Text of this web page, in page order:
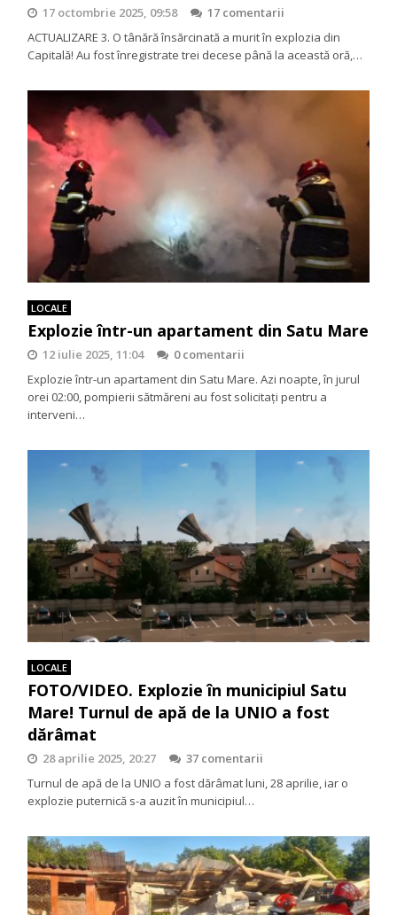
17 octombrie 2025, 09:58
17 comentarii
ACTUALIZARE 3. O tânără însărcinată a murit în explozia din
Capitală! Au fost înregistrate trei decese până la această oră,…
LOCALE
Explozie într-un apartament din Satu Mare
12 iulie 2025, 11:04
0 comentarii
Explozie într-un apartament din Satu Mare. Azi noapte, în jurul
orei 02:00, pompierii sătmăreni au fost solicitați pentru a
interveni…
LOCALE
FOTO/VIDEO. Explozie în municipiul Satu
Mare! Turnul de apă de la UNIO a fost
dărâmat
28 aprilie 2025, 20:27
37 comentarii
Turnul de apă de la UNIO a fost dărâmat luni, 28 aprilie, iar o
explozie puternică s-a auzit în municipiul…